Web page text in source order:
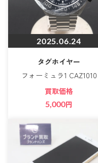
2025.06.24
タグホイヤー
フォーミュラ1 CAZ1010
買取価格
5,000円